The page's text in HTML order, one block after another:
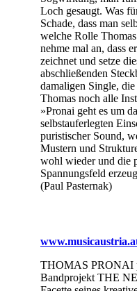
Loch gesaugt. Was
Schade, dass man
welche Rolle
nehme mal an, dass
zeichnet und setze
abschließenden
damaligen Single,
Thomas noch alle
»Pronai geht es um
selbstauferlegten
puristischer Sound,
Mustern und
wohl wieder und die
Spannungsfeld
(Paul Pasternak)
THOMAS PRONAI
Bandprojekt THE